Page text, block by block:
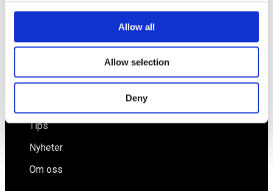
Allow all
Allow selection
Deny
Försäkringar
Tips
Nyheter
Om oss